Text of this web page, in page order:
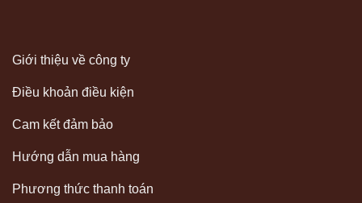
Giới thiệu về công ty
Điều khoản điều kiện
Cam kết đảm bảo
Hướng dẫn mua hàng
Phương thức thanh toán